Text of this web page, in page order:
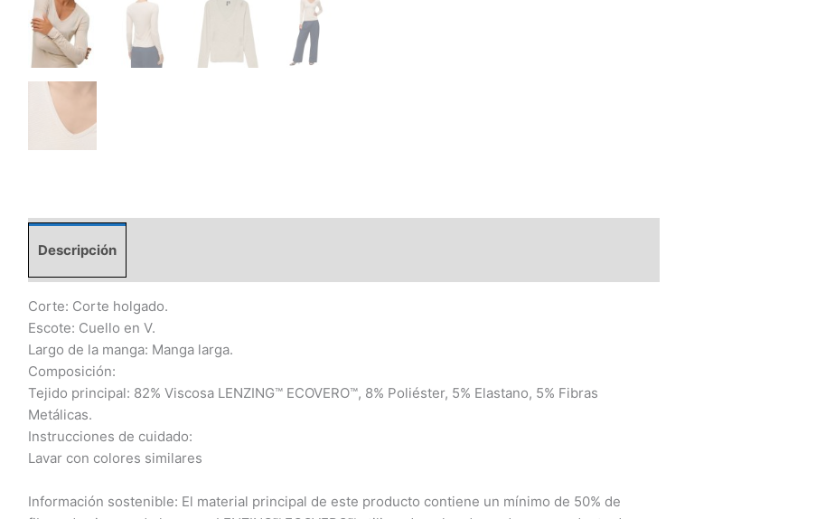
Descripción
Corte: Corte holgado.
Escote: Cuello en V.
Largo de la manga: Manga larga.
Composición:
Tejido principal: 82% Viscosa LENZING™ ECOVERO™, 8% Poliéster, 5% Elastano, 5% Fibras
Metálicas.
Instrucciones de cuidado:
Lavar con colores similares
Información sostenible: El material principal de este producto contiene un mínimo de 50% de